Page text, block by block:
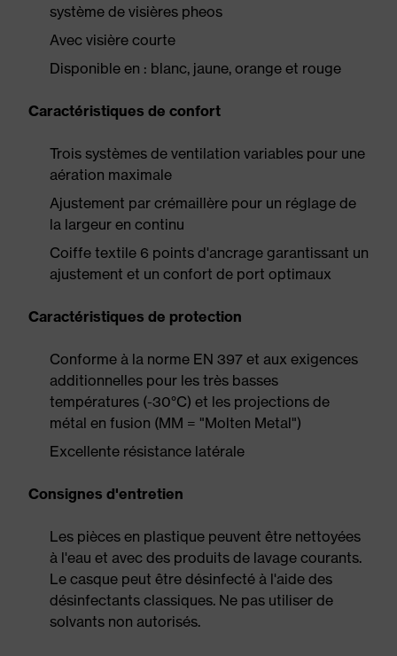
système de visières pheos
Avec visière courte
Disponible en : blanc, jaune, orange et rouge
Caractéristiques de confort
Trois systèmes de ventilation variables pour une
aération maximale
Ajustement par crémaillère pour un réglage de
la largeur en continu
Coiffe textile 6 points d'ancrage garantissant un
ajustement et un confort de port optimaux
Caractéristiques de protection
Conforme à la norme EN 397 et aux exigences
additionnelles pour les très basses
températures (-30°C) et les projections de
métal en fusion (MM = "Molten Metal")
Excellente résistance latérale
Consignes d'entretien
Les pièces en plastique peuvent être nettoyées
à l'eau et avec des produits de lavage courants.
Le casque peut être désinfecté à l'aide des
désinfectants classiques. Ne pas utiliser de
solvants non autorisés.